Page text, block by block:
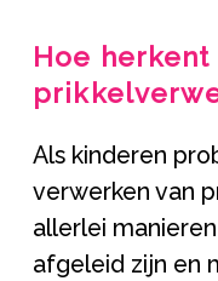
Hoe
Als kinderen
verwerken van
allerlei
afgeleid zijn en